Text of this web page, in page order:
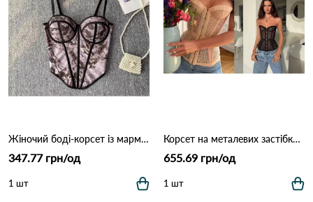
Жіночий боді-корсет із мармуровим принтом 9925 Сіро-фіолетовий
347.77 грн/од
1 шт
Корсет на металевих застібках 3212 Бежевий
655.69 грн/од
1 шт